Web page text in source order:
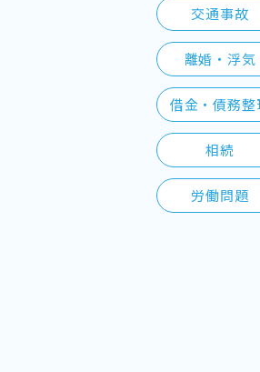
交通事故
離婚・浮気
借金・債務整
相続
労働問題